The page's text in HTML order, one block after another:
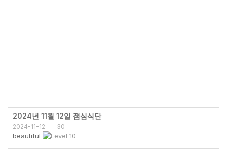
2024년 11월 12일 점심식단
2024-11-12 30
beautiful